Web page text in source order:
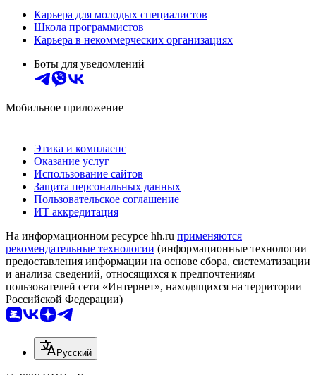
Карьера для молодых специалистов
Школа программистов
Карьера в некоммерческих организациях
Боты для уведомлений
Мобильное приложение
Этика и комплаенс
Оказание услуг
Использование сайтов
Защита персональных данных
Пользовательское соглашение
ИТ аккредитация
На информационном ресурсе hh.ru применяются
рекомендательные технологии (информационные технологии
предоставления информации на основе сбора, систематизации
и анализа сведений, относящихся к предпочтениям
пользователей сети «Интернет», находящихся на территории
Российской Федерации)
Русский